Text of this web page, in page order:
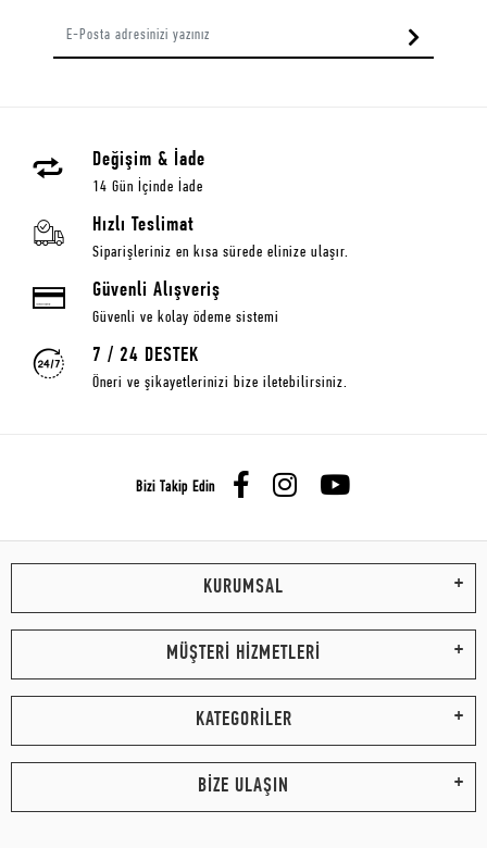
Değişim & İade
14 Gün İçinde İade
Hızlı Teslimat
Siparişleriniz en kısa sürede elinize ulaşır.
Güvenli Alışveriş
Güvenli ve kolay ödeme sistemi
7 / 24 DESTEK
Öneri ve şikayetlerinizi bize iletebilirsiniz.
Bizi Takip Edin
KURUMSAL
MÜŞTERİ HİZMETLERİ
KATEGORİLER
BİZE ULAŞIN